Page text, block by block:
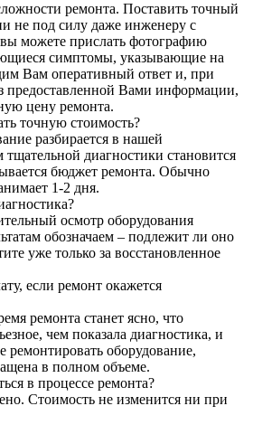
ремонта. Поставить точный
не под силу даже инженеру с
можете прислать фотографию
симптомы, указывающие на
Вам оперативный ответ и, при
предоставленной Вами информации,
цену ремонта.
точную стоимость?
разбирается в нашей
тщательной диагностики становится
бюджет ремонта. Обычно
1-2 дня.
осмотр оборудования
обозначаем – подлежит ли оно
уже только за восстановленное
если ремонт окажется
ремонта станет ясно, что
чем показала диагностика, и
ремонтировать оборудование,
в полном объеме.
в процессе ремонта?
Стоимость не изменится ни при